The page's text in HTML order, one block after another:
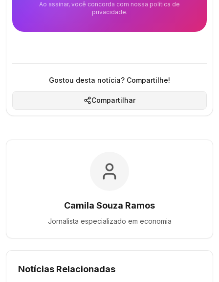
Ao assinar, você concorda com nossa política de
privacidade.
Gostou desta notícia? Compartilhe!
Compartilhar
Camila Souza Ramos
Jornalista especializado em economia
Notícias Relacionadas